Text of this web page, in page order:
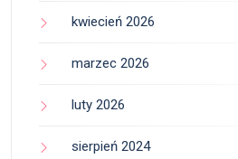
kwiecień 2026
marzec 2026
luty 2026
sierpień 2024